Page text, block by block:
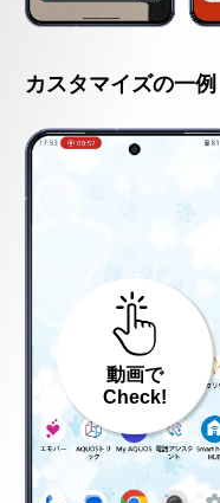
カスタマイズの一例
動画で
Check!